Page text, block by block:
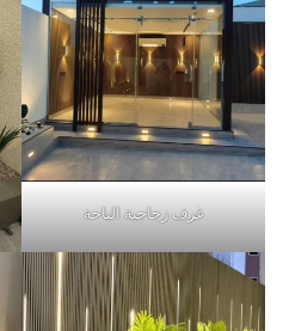
غرف زجاجية الباحة